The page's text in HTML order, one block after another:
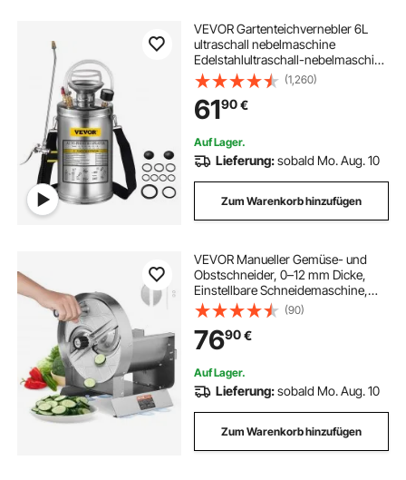
VEVOR Gartenteichvernebler 6L
ultraschall nebelmaschine
Edelstahlultraschall-nebelmaschine
geeignet für Haus, Garten,
Touristenfahrzeuge,
Spezialfahrzeuge Schiffe,
Fahrzeugreinigung, Teppichreinig
(1,260)
6190€
Auf Lager.
Lieferung:sobald Mo. Aug. 10
Zum Warenkorb hinzufügen
VEVOR Manueller Gemüse- und
Obstschneider, 0–12 mm Dicke,
Einstellbare Schneidemaschine,
Lebensmittelschneider aus
Edelstahl mit 2 Ersatzklingen, für
Kartoffeln, Gurken, Zitronen,
Tomaten
(90)
7690€
Auf Lager.
Lieferung:sobald Mo. Aug. 10
Zum Warenkorb hinzufügen